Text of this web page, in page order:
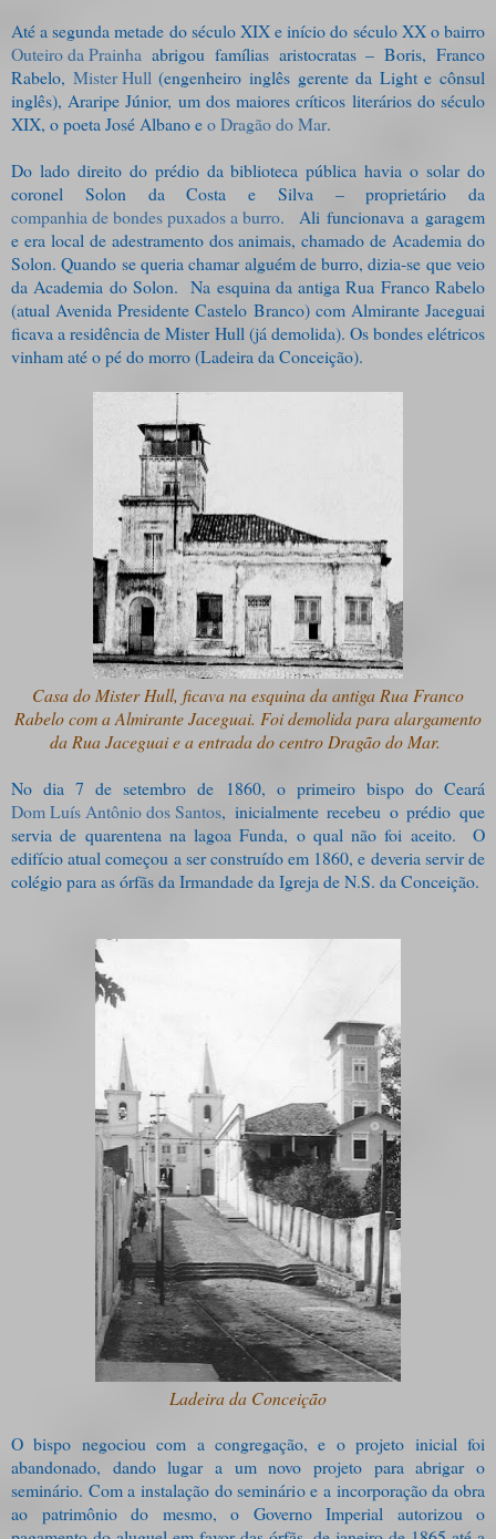
Até a segunda metade do século XIX e início do século XX o bairro
Outeiro da Prainha abrigou famílias aristocratas – Boris, Franco
Rabelo, Mister Hull (engenheiro inglês gerente da Light e cônsul
inglês), Araripe Júnior, um dos maiores críticos literários do século
XIX, o poeta José Albano eo Dragão do Mar.
Do lado direito do prédio da biblioteca pública havia o solar do
coronel Solon da Costa e Silva – proprietário da
companhia de bondes puxados a burro. Ali funcionava a garagem
e era local de adestramento dos animais, chamado de Academia do
Solon. Quando se queria chamar alguém de burro, dizia-se que veio
da Academia do Solon. Na esquina da antiga Rua Franco Rabelo
(atual Avenida Presidente Castelo Branco) com Almirante Jaceguai
ficava a residência de Mister Hull (já demolida). Os bondes elétricos
vinham até o pé do morro (Ladeira da Conceição).
Casa do Mister Hull, ficava na esquina da antiga Rua Franco
Rabelo com a Almirante Jaceguai. Foi demolida para alargamento
da Rua Jaceguai e a entrada do centro Dragão do Mar.
No dia 7 de setembro de 1860, o primeiro bispo do Ceará
Dom Luís Antônio dos Santos, inicialmente recebeu o prédio que
servia de quarentena na lagoa Funda, o qual não foi aceito. O
edifício atual começou a ser construído em 1860, e deveria servir de
colégio para as órfãs da Irmandade da Igreja de N.S. da Conceição.
Ladeira da Conceição
O bispo negociou com a congregação, e o projeto inicial foi
abandonado, dando lugar a um novo projeto para abrigar o
seminário. Com a instalação do seminário e a incorporação da obra
ao patrimônio do mesmo, o Governo Imperial autorizou o